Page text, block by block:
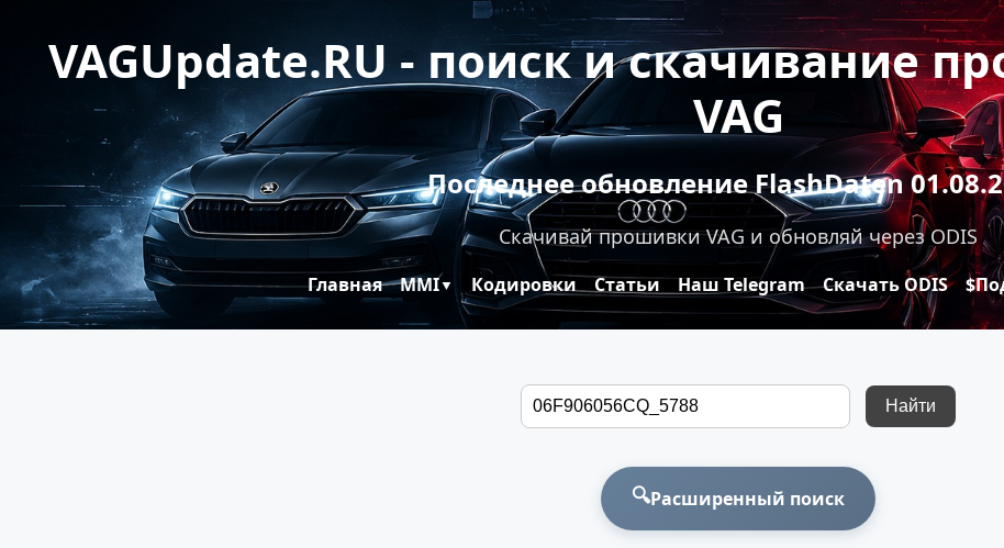
VAGUpdate.RU - поиск и скачивание
VAG
Последнее обновление FlashDaten
Скачивай прошивки VAG и обновляй через ODIS
Главная MMI▼ Кодировки Статьи Наш Telegram Скачать ODIS
Найти
🔍Расширенный поиск